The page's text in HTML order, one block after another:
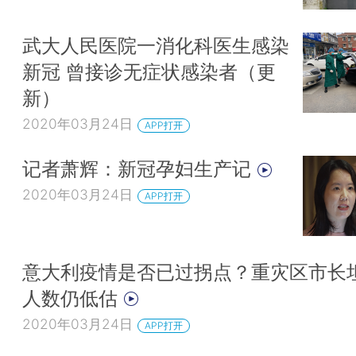
武大人民医院一消化科医生感染
新冠 曾接诊无症状感染者（更
新）
2020年03月24日 APP打开
记者萧辉：新冠孕妇生产记
2020年03月24日 APP打开
意大利疫情是否已过拐点？重灾区市长
人数仍低估
2020年03月24日 APP打开